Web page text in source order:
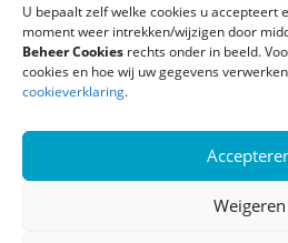
U bepaalt zelf welke cookies u accepteert
moment weer intrekken/wijzigen door
Beheer Cookies rechts onder in beeld.
cookies en hoe wij uw gegevens
cookieverklaring.
Weigeren
belegger in duurzame
(55+) die aantrekkelijk,
mogelijkheid van zorg
Viverion is een Oost-
woningcorporatie met ruim
gemeentes Hof van Twente,
Lochem. Zij verhuren,